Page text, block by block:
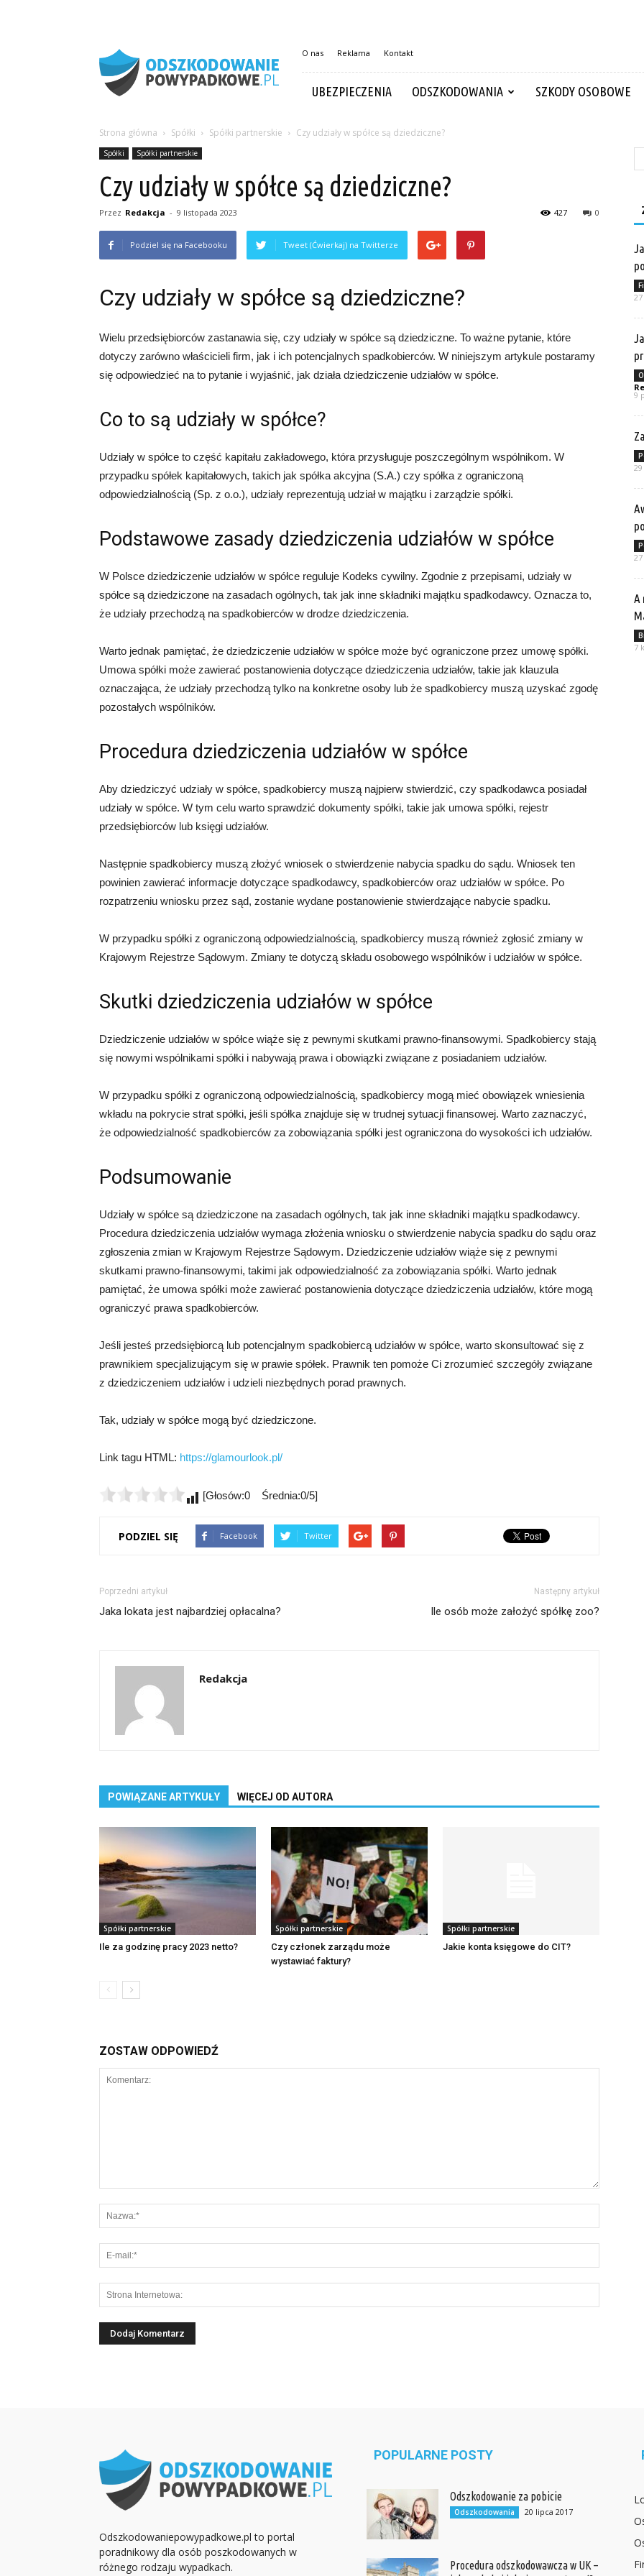
O nas Reklama Kontakt
UBEZPIECZENIA ODSZKODOWANIA SZKODY OSOBOWE
Strona główna Spółki Spółki partnerskie Czy udziały w spółce są dziedziczne?
Spółki Spółki partnerskie
Czy udziały w spółce są dziedziczne?
Przez Redakcja - 9 listopada 2023 0
427
Podziel się na Facebooku Tweet (Ćwierkaj) na Twitterze
Czy udziały w spółce są dziedziczne?
Wielu przedsiębiorców zastanawia się, czy udziały w spółce są dziedziczne. To ważne pytanie, które
dotyczy zarówno właścicieli firm, jak i ich potencjalnych spadkobierców. W niniejszym artykule postaramy
się odpowiedzieć na to pytanie i wyjaśnić, jak działa dziedziczenie udziałów w spółce.
Co to są udziały w spółce?
Udziały w spółce to część kapitału zakładowego, która przysługuje poszczególnym wspólnikom. W
przypadku spółek kapitałowych, takich jak spółka akcyjna (S.A.) czy spółka z ograniczoną
odpowiedzialnością (Sp. z o.o.), udziały reprezentują udział w majątku i zarządzie spółki.
Podstawowe zasady dziedziczenia udziałów w spółce
W Polsce dziedziczenie udziałów w spółce reguluje Kodeks cywilny. Zgodnie z przepisami, udziały w
spółce są dziedziczone na zasadach ogólnych, tak jak inne składniki majątku spadkodawcy. Oznacza to,
że udziały przechodzą na spadkobierców w drodze dziedziczenia.
Warto jednak pamiętać, że dziedziczenie udziałów w spółce może być ograniczone przez umowę spółki.
Umowa spółki może zawierać postanowienia dotyczące dziedziczenia udziałów, takie jak klauzula
oznaczająca, że udziały przechodzą tylko na konkretne osoby lub że spadkobiercy muszą uzyskać zgodę
pozostałych wspólników.
Procedura dziedziczenia udziałów w spółce
Aby dziedziczyć udziały w spółce, spadkobiercy muszą najpierw stwierdzić, czy spadkodawca posiadał
udziały w spółce. W tym celu warto sprawdzić dokumenty spółki, takie jak umowa spółki, rejestr
przedsiębiorców lub księgi udziałów.
Następnie spadkobiercy muszą złożyć wniosek o stwierdzenie nabycia spadku do sądu. Wniosek ten
powinien zawierać informacje dotyczące spadkodawcy, spadkobierców oraz udziałów w spółce. Po
rozpatrzeniu wniosku przez sąd, zostanie wydane postanowienie stwierdzające nabycie spadku.
W przypadku spółki z ograniczoną odpowiedzialnością, spadkobiercy muszą również zgłosić zmiany w
Krajowym Rejestrze Sądowym. Zmiany te dotyczą składu osobowego wspólników i udziałów w spółce.
Skutki dziedziczenia udziałów w spółce
Dziedziczenie udziałów w spółce wiąże się z pewnymi skutkami prawno-finansowymi. Spadkobiercy stają
się nowymi wspólnikami spółki i nabywają prawa i obowiązki związane z posiadaniem udziałów.
W przypadku spółki z ograniczoną odpowiedzialnością, spadkobiercy mogą mieć obowiązek wniesienia
wkładu na pokrycie strat spółki, jeśli spółka znajduje się w trudnej sytuacji finansowej. Warto zaznaczyć,
że odpowiedzialność spadkobierców za zobowiązania spółki jest ograniczona do wysokości ich udziałów.
Podsumowanie
Udziały w spółce są dziedziczone na zasadach ogólnych, tak jak inne składniki majątku spadkodawcy.
Procedura dziedziczenia udziałów wymaga złożenia wniosku o stwierdzenie nabycia spadku do sądu oraz
zgłoszenia zmian w Krajowym Rejestrze Sądowym. Dziedziczenie udziałów wiąże się z pewnymi
skutkami prawno-finansowymi, takimi jak odpowiedzialność za zobowiązania spółki. Warto jednak
pamiętać, że umowa spółki może zawierać postanowienia dotyczące dziedziczenia udziałów, które mogą
ograniczyć prawa spadkobierców.
Jeśli jesteś przedsiębiorcą lub potencjalnym spadkobiercą udziałów w spółce, warto skonsultować się z
prawnikiem specjalizującym się w prawie spółek. Prawnik ten pomoże Ci zrozumieć szczegóły związane
z dziedziczeniem udziałów i udzieli niezbędnych porad prawnych.
Tak, udziały w spółce mogą być dziedziczone.
Link tagu HTML: https://glamourlook.pl/
[Głosów:0 Średnia:0/5]
PODZIEL SIĘ Facebook Twitter
Poprzedni artykuł
Jaka lokata jest najbardziej opłacalna?
Następny artykuł
Ile osób może założyć spółkę zoo?
Redakcja
POWIĄZANE ARTYKUŁY WIĘCEJ OD AUTORA
Spółki partnerskie
Ile za godzinę pracy 2023 netto?
Spółki partnerskie
Czy członek zarządu może
wystawiać faktury?
Spółki partnerskie
Jakie konta księgowe do CIT?
ZOSTAW ODPOWIEDŹ
9
A
7
Odszkodowaniepowypadkowe.pl to portal
poradnikowy dla osób poszkodowanych w
różnego rodzaju wypadkach.
POPULARNE POSTY
Odszkodowanie za pobicie
Odszkodowania 20 lipca 2017
Procedura odszkodowawcza w UK –